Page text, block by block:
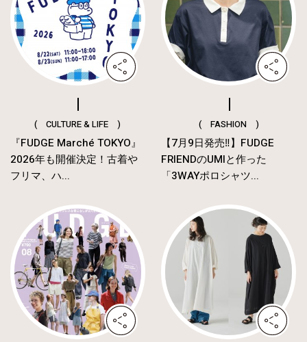
( CULTURE & LIFE )
『FUDGE Marché TOKYO』
2026年も開催決定！古着や
フリマ、ハ...
( FASHION )
【7月9日発売‼︎】FUDGE
FRIENDのUMIと作った
「3WAYポロシャツ...